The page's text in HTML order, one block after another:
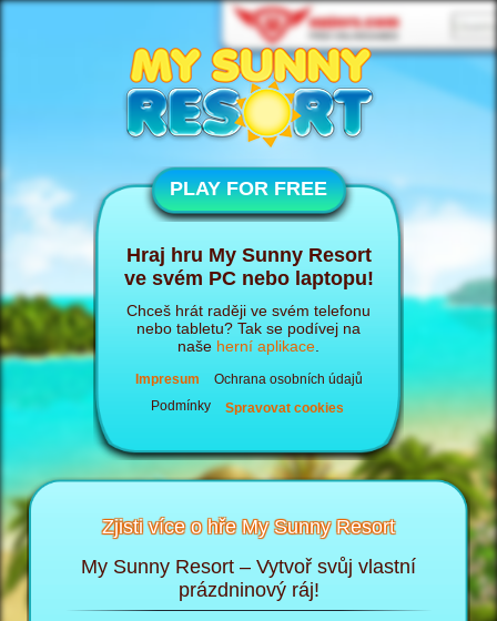
PLAY FOR FREE
Hraj hru My Sunny Resort
ve svém PC nebo laptopu!
Chceš hrát raději ve svém telefonu
nebo tabletu? Tak se podívej na
naše herní aplikace
Impresum
Ochrana osobních údajů
Podmínky
Spravovat cookies
Zjisti více o hře My Sunny Resort
My Sunny Resort – Vytvoř svůj vlastní
prázdninový ráj!